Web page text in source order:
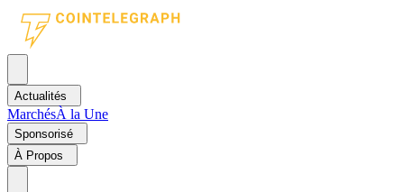
Actualités
MarchésÀ la Une
Sponsorisé
À Propos